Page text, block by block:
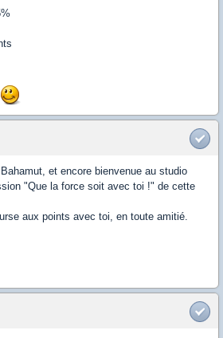
et encore bienvenue au studio
"Que la force soit avec toi !" de cette
aux points avec toi, en toute amitié.